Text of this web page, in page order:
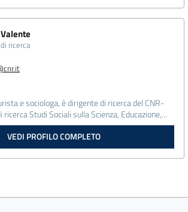
ricerca
e sociologa, è dirigente di ricerca del CNR-
ricerca Studi Sociali sulla Scienza, Educazione,...
VEDI PROFILO COMPLETO